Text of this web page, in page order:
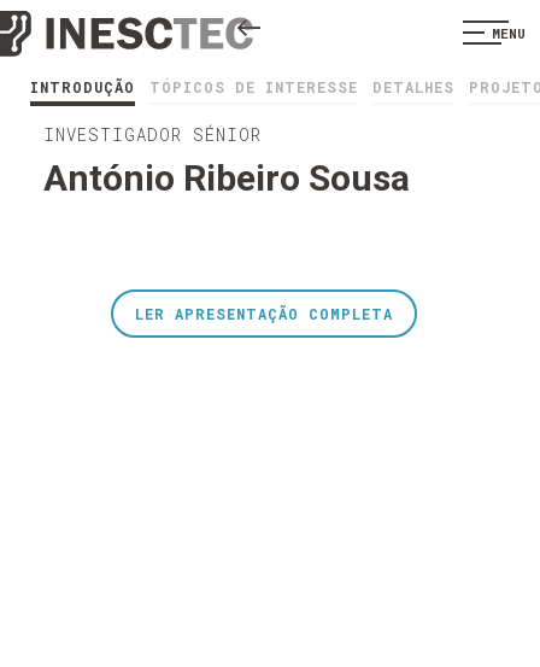
MENU
INTRODUÇÃO TÓPICOS DE INTERESSE DETALHES
INVESTIGADOR SÉNIOR
António Ribeiro Sousa
LER APRESENTAÇÃO COMPLETA